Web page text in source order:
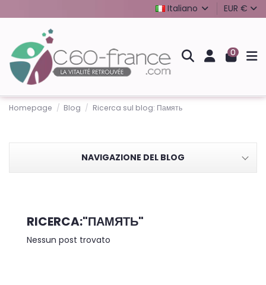
Italiano EUR €
0
Homepage Blog Ricerca sul blog: Память
NAVIGAZIONE DEL BLOG
RICERCA:"ПАМЯТЬ"
Nessun post trovato